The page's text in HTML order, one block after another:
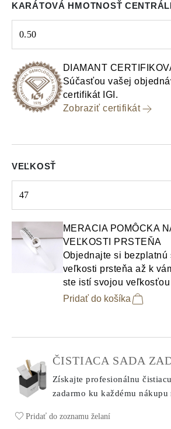
KARÁTOVÁ HMOTNOSŤ
0.50
DIAMANT
Súčasťou vašej
certifikát IGI.
Zobraziť certifikát
VEĽKOSŤ
47
MERACIA POMÔCKA
VEĽKOSTI PRSTEŇA
Objednajte si bezplatnú
veľkosti prsteňa až k
ste istí svojou veľkosťou
Pridať do košíka
ČISTIACA SADA
Získajte profesionálnu
zadarmo ku každému nákupu
Pridať do zoznamu želaní